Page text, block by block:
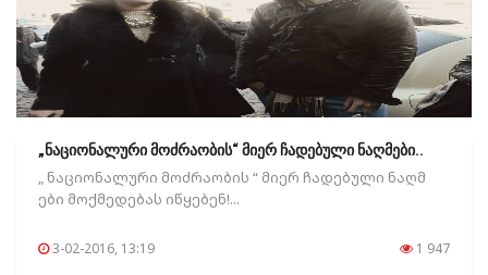
„ნაციონალური მოძრაობის“ მიერ ჩადებული ნაღმები..
„ ნაციონალური მოძრაობის “ მიერ ჩადებული ნაღმ
ები მოქმედებას იწყებენ!...
3-02-2016, 13:19 1 947